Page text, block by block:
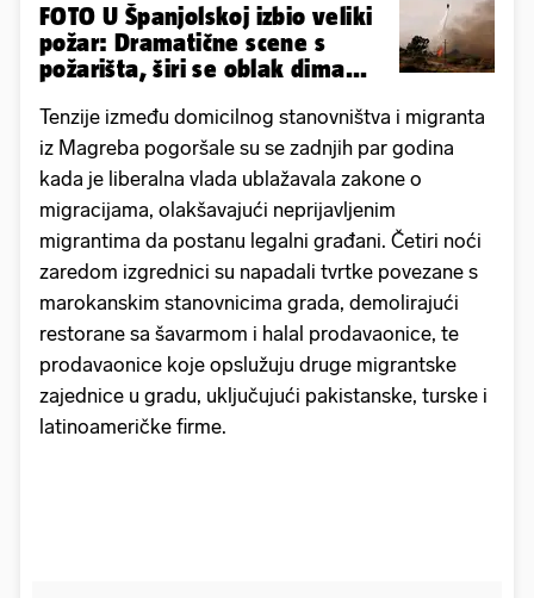
FOTO U Španjolskoj izbio veliki
požar: Dramatične scene s
požarišta, širi se oblak dima...
Tenzije između domicilnog stanovništva i migranta
iz Magreba pogoršale su se zadnjih par godina
kada je liberalna vlada ublažavala zakone o
migracijama, olakšavajući neprijavljenim
migrantima da postanu legalni građani. Četiri noći
zaredom izgrednici su napadali tvrtke povezane s
marokanskim stanovnicima grada, demolirajući
restorane sa šavarmom i halal prodavaonice, te
prodavaonice koje opslužuju druge migrantske
zajednice u gradu, uključujući pakistanske, turske i
latinoameričke firme.